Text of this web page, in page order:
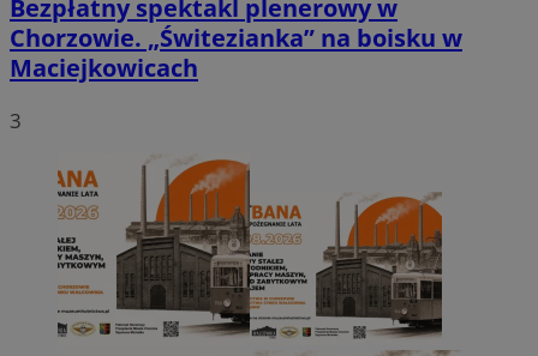
Bezpłatny spektakl plenerowy w
Chorzowie. „Świtezianka” na boisku w
Maciejkowicach
3